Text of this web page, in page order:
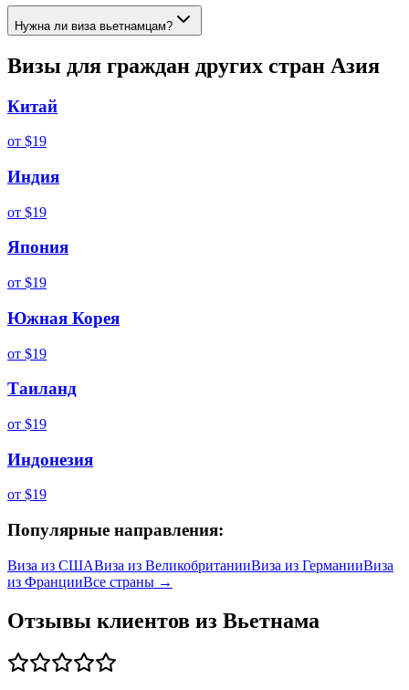
Нужна ли виза вьетнамцам?
Визы для граждан других стран Азия
Китай
от $19
Индия
от $19
Япония
от $19
Южная Корея
от $19
Таиланд
от $19
Индонезия
от $19
Популярные направления:
Виза из СШАВиза из ВеликобританииВиза из ГерманииВиза
из ФранцииВсе страны →
Отзывы клиентов из Вьетнама